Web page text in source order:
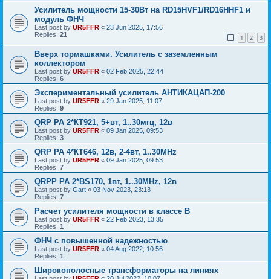
Усилитель мощности 15-30Вт на RD15HVF1/RD16HHF1 и
модуль ФНЧ
Last post by UR5FFR « 23 Jun 2025, 17:56
Replies: 21 1 2 3
Вверх тормашками. Усилитель с заземленным
коллектором
Last post by UR5FFR « 02 Feb 2025, 22:44
Replies: 6
Экспериментальный усилитель АНТИКАЦАП-200
Last post by UR5FFR « 29 Jan 2025, 11:07
Replies: 9
QRP PA 2*КТ921, 5+вт, 1..30мгц, 12в
Last post by UR5FFR « 09 Jan 2025, 09:53
Replies: 3
QRP PA 4*КТ646, 12в, 2-4вт, 1..30MHz
Last post by UR5FFR « 09 Jan 2025, 09:53
Replies: 7
QRPP PA 2*BS170, 1вт, 1..30MHz, 12в
Last post by Gart « 03 Nov 2023, 23:13
Replies: 7
Расчет усилителя мощности в классе B
Last post by UR5FFR « 22 Feb 2023, 13:35
Replies: 1
ФНЧ с повышенной надежностью
Last post by UR5FFR « 04 Aug 2022, 10:56
Replies: 1
Широкополосные трансформаторы на линиях